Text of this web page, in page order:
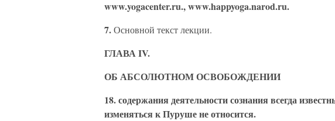
www.yogacenter.ru., www.happyoga.narod.ru.
7.Основной текст лекции.
ГЛАВА IV.
ОБ АБСОЛЮТНОМ ОСВОБОЖДЕНИИ
18. содержания деятельности сознания всегда
изменяться к Пуруше не относится.